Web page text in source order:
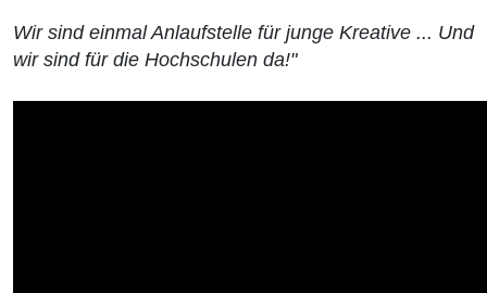
Wir sind einmal Anlaufstelle für junge Kreative ... Und
wir sind für die Hochschulen da!"